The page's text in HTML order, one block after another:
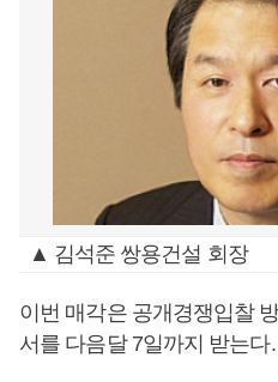
▲ 김석준 쌍용건설 회장
이번 매각은 공개경쟁입찰
서를 다음달 7일까지 받는다.